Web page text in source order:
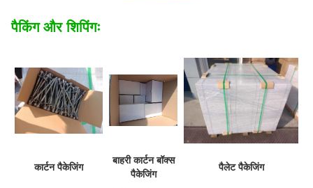
पैकिंग और शिपिंगः
कार्टन पैकेजिंग
बाहरी कार्टन बॉक्स
पैकेजिंग
पैलेट पैकेजिंग